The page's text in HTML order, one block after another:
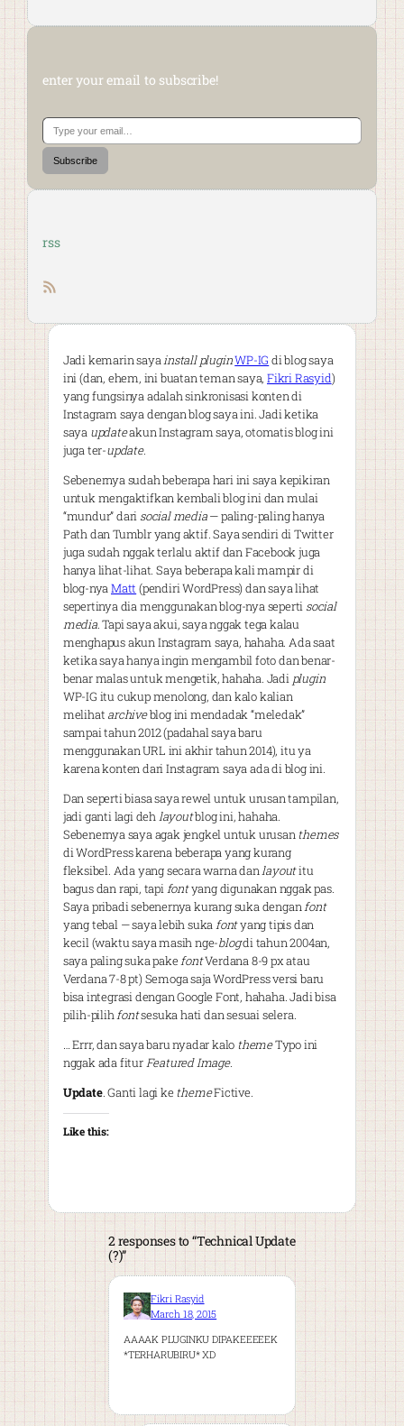
enter your email to subscribe!
Type your email…
Subscribe
rss
RSS feed
Jadi kemarin sayainstall pluginWP-IG di blog saya
ini (dan, ehem, ini buatan teman saya, Fikri Rasyid)
yang fungsinya adalah sinkronisasi konten di
Instagram saya dengan blog saya ini. Jadi ketika
saya updateakun Instagram saya, otomatis blog ini
juga ter-update.
Sebenernya sudah beberapa hari ini saya kepikiran
untuk mengaktifkan kembali blog ini dan mulai
“mundur” dari social media— paling-paling hanya
Path dan Tumblr yang aktif. Saya sendiri di Twitter
juga sudah nggak terlalu aktif dan Facebook juga
hanya lihat-lihat. Saya beberapa kali mampir di
blog-nyaMatt (pendiri WordPress) dan saya lihat
sepertinya dia menggunakan blog-nya seperti social
media. Tapi saya akui, saya nggak tega kalau
menghapus akun Instagram saya, hahaha. Ada saat
ketika saya hanya ingin mengambil foto dan benar-
benar malas untuk mengetik, hahaha. Jadi plugin
WP-IG itu cukup menolong, dan kalo kalian
melihat archiveblog ini mendadak “meledak”
sampai tahun 2012 (padahal saya baru
menggunakan URL ini akhir tahun 2014), itu ya
karena konten dari Instagram saya ada di blog ini.
Dan seperti biasa saya rewel untuk urusan tampilan,
jadi ganti lagi dehlayoutblog ini, hahaha.
Sebenernya saya agak jengkel untuk urusanthemes
di WordPress karena beberapa yang kurang
fleksibel. Ada yang secara warna danlayoutitu
bagus dan rapi, tapifontyang digunakan nggak pas.
Saya pribadi sebenernya kurang suka denganfont
yang tebal — saya lebih sukafontyang tipis dan
kecil (waktu saya masih nge-blogdi tahun 2004an,
saya paling suka pakefontVerdana 8-9 px atau
Verdana 7-8 pt) Semoga saja WordPress versi baru
bisa integrasi dengan Google Font, hahaha. Jadi bisa
pilih-pilihfontsesuka hati dan sesuai selera.
… Errr, dan saya baru nyadar kalo themeTypo ini
nggak ada fiturFeatured Image.
Update. Ganti lagi ke themeFictive.
Like this:
2 responses to “Technical Update
(?)”
Fikri Rasyid
March 18, 2015
AAAAK PLUGINKU DIPAKEEEEEK
*TERHARUBIRU* XD